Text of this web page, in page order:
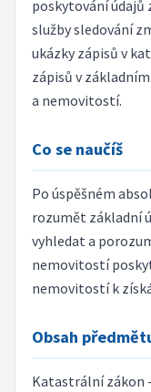
poskytování
služby sledování
ukázky zápisů v
zápisů v
a nemovitostí.
Co se naučíš
Po úspěšném
rozumět základní
vyhledat a
nemovitostí
nemovitostí k
Obsah
Katastrální zákon